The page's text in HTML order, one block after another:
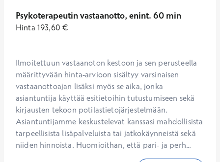
Psykoterapeutin vastaanotto, enint. 60 min
Hinta 193,60 €
Ilmoitettuun vastaanoton kestoon ja sen perusteella
määrittyvään hinta-arvioon sisältyy varsinaisen
vastaanottoajan lisäksi myös se aika, jonka
asiantuntija käyttää esitietoihin tutustumiseen sekä
kirjausten tekoon potilastietojärjestelmään.
Asiantuntijamme keskustelevat kanssasi mahdollisista
tarpeellisista lisäpalveluista tai jatkokäynneistä sekä
niiden hinnoista. Huomioithan, että pari- ja perh...